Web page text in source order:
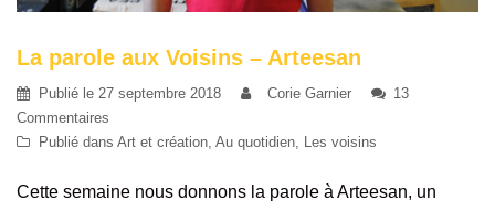
La parole aux Voisins – Arteesan
Publié le 27 septembre 2018 Corie Garnier
13
Commentaires
Publié dans Art et création Au quotidien Les voisins
Cette semaine nous donnons la parole à Arteesan, un